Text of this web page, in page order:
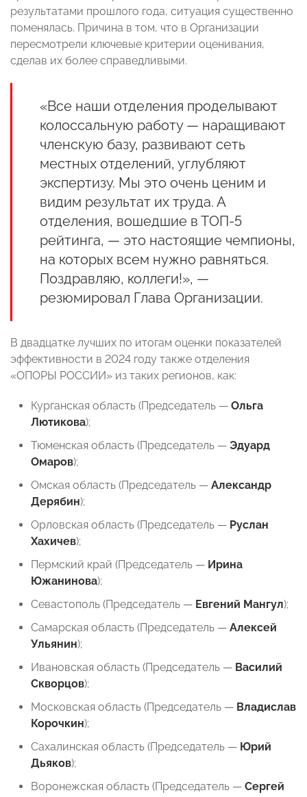
результатами прошлого года, ситуация существенно
поменялась. Причина в том, что в Организации
пересмотрели ключевые критерии оценивания,
сделав их более справедливыми.
«Все наши отделения проделывают
колоссальную работу — наращивают
членскую базу, развивают сеть
местных отделений, углубляют
экспертизу. Мы это очень ценим и
видим результат их труда. А
отделения, вошедшие в ТОП-5
рейтинга, — это настоящие чемпионы,
на которых всем нужно равняться.
Поздравляю, коллеги!», —
резюмировал Глава Организации.
В двадцатке лучших по итогам оценки показателей
эффективности в 2024 году также отделения
«ОПОРЫ РОССИИ» из таких регионов, как:
Курганская область (Председатель — Ольга
Лютикова);
Тюменская область (Председатель — Эдуард
Омаров);
Омская область (Председатель — Александр
Дерябин);
Орловская область (Председатель — Руслан
Хахичев);
Пермский край (Председатель — Ирина
Южанинова);
Севастополь (Председатель — Евгений Мангул);
Самарская область (Председатель — Алексей
Ульянин);
Ивановская область (Председатель — Василий
Скворцов);
Московская область (Председатель — Владислав
Корочкин);
Сахалинская область (Председатель — Юрий
Дьяков);
Воронежская область (Председатель — Сергей